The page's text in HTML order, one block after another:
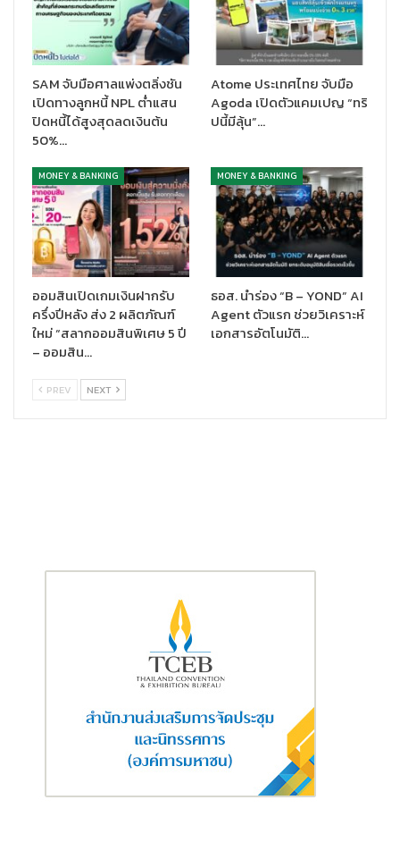
ขายประกันและหน่วยลงทุน รายได้จากการดำเนินงานอื่นเพิ่มขึ้นจำนวน
3.8 ล้านบาท หรือร้อยละ 0.2 สาเหตุหลักมาจากการเพิ่มขึ้นของกำไร
สุทธิจากเครื่องมือทางการเงินที่วัดมูลค่าด้วยมูลค่ายุติธรรมผ่านกำไร
หรือขาดทุน
ค่าใช้จ่ายในการดำเนินงานสำหรับงวดเก้าเดือนปี 2564 เปรียบเทียบ
กับงวดเดียวกันปี 2563 ลดลงจำนวน 849.9 ล้านบาทหรือร้อยละ 12.3
เนื่องจากการเพิ่มประสิทธิภาพในการบริหารด้านทรัพยากรบุคคลและ
การบริหารจัดการเพื่อควบคุมค่าใช้จ่ายที่ดีขึ้น ทำให้อัตราส่วนค่าใช้
จ่ายในการดำเนินงานต่อรายได้จากการดำเนินงานงวดเก้าเดือนปี
2564 อยู่ที่ร้อยละ 55.7 ปรับตัวดีขึ้นเมื่อเทียบกับงวดเดียวกันของปี
2563 อยู่ที่ร้อยละ 60.1
อัตราส่วนรายได้ดอกเบี้ยสุทธิต่อสินทรัพย์เฉลี่ย (Net Interest
Margin – NIM) สำหรับงวดเก้าเดือนปี 2564 อยู่ที่ร้อยละ 3.1 ลดลง
จากงวดเดียวกันปี 2563 อยู่ที่ร้อยละ 3.3 เป็นผลจากการลดลงของ
รายได้ดอกเบี้ยจากเงินให้สินเชื่อและธุรกิจเช่าซื้อ
วันที่ 30 กันยายน 2564 เงินให้สินเชื่อสุทธิจากรายได้รอตัดบัญชี (รวม
สินเชื่อด้อยคุณภาพ (NPLs) อยู่ที่ 9.6 พันล้านบาท อัตราส่วนสินเชื่อ
ด้อยคุณภาพ ต่อเงินให้สินเชื่อทั้งสิ้นอยู่ที่ร้อยละ 4.4 ลดลงเมื่อเทียบ
กับ ณ วันที่ 31 ธันวาคม 2563 อยู่ที่ร้อยละ 4.6 สาเหตุหลักจากการขาย
สินเชื่อด้อยคุณภาพในปี 2564 การบริหารจัดการความเสี่ยงที่มี
ประสิทธิภาพ การปรับปรุงการบริหารคุณภาพสินทรัพย์และ
อัตราส่วนค่าเผื่อผลขาดทุนด้านเครดิตที่คาดว่าจะเกิดขึ้นต่อเงินให้สิน
เชื่อด้อยคุณภาพ ณ วันที่ 30 กันยายน 2564 อยู่ที่ร้อยละ 105.9 เพิ่ม
ขึ้นจากวันที่ 31 ธันวาคม 2563 ซึ่งอยู่ที่ร้อยละ 93.3 ค่าเผื่อผลขาดทุน
SAM จับมือศาลแพ่งตลิ่งชัน
เปิดทางลูกหนี้ NPL ต่ำแสน
ปิดหนี้ได้สูงสุดลดเงินต้น
50%…
Atome ประเทศไทย จับมือ
Agoda เปิดตัวแคมเปญ “ทริ
ปนี้มีลุ้น”…
MONEY & BANKING
ออมสินเปิดเกมเงินฝากรับ
ครึ่งปีหลัง ส่ง 2 ผลิตภัณฑ์
ใหม่ “สลากออมสินพิเศษ 5 ปี
– ออมสิน…
MONEY & BANKING
ธอส. นำร่อง “B – YOND” AI
Agent ตัวแรก ช่วยวิเคราะห์
เอกสารอัตโนมัติ…
PREV NEXT